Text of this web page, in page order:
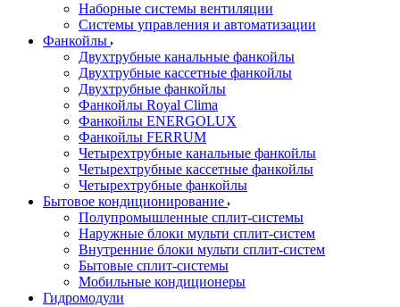
Наборные системы вентиляции
Системы управления и автоматизации
Фанкойлы
Двухтрубные канальные фанкойлы
Двухтрубные кассетные фанкойлы
Двухтрубные фанкойлы
Фанкойлы Royal Clima
Фанкойлы ENERGOLUX
Фанкойлы FERRUM
Четырехтрубные канальные фанкойлы
Четырехтрубные кассетные фанкойлы
Четырехтрубные фанкойлы
Бытовое кондиционирование
Полупромышленные сплит-системы
Наружные блоки мульти сплит-систем
Внутренние блоки мульти сплит-систем
Бытовые сплит-системы
Мобильные кондиционеры
Гидромодули